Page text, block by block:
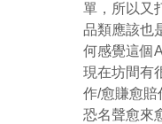
單，所以又
品類應該也
何感覺這個
現在坊間有
作/愈賺愈賠
恐名聲愈來